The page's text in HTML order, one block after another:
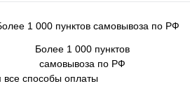
Более 1 000 пунктов
самовывоза по РФ